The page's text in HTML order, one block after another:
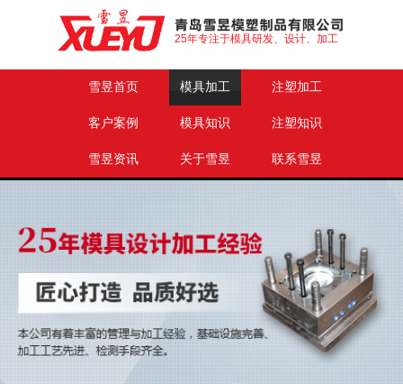
25年专注于模具研发、设计、加工
雪昱首页 模具加工 注塑加工
客户案例 模具知识 注塑知识
雪昱资讯 关于雪昱 联系雪昱